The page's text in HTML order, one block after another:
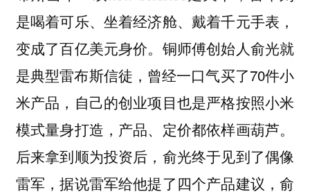
是喝着可乐、坐着经济舱、戴着千元手表，
变成了百亿美元身价。铜师傅创始人俞光就
是典型雷布斯信徒，曾经一口气买了70件小
米产品，自己的创业项目也是严格按照小米
模式量身打造，产品、定价都依样画葫芦。
后来拿到顺为投资后，俞光终于见到了偶像
雷军，据说雷军给他提了四个产品建议，俞